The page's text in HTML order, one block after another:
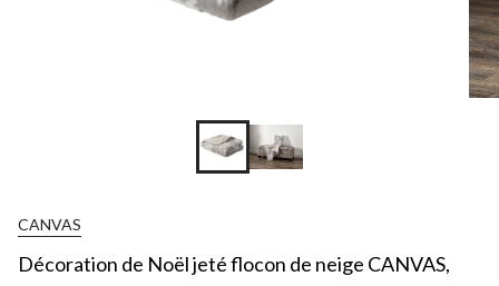
CANVAS
Décoration de Noël jeté flocon de neige CANVAS,